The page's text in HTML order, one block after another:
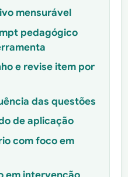
mensurável
pedagógico
e revise item por
das questões
de aplicação
com foco em